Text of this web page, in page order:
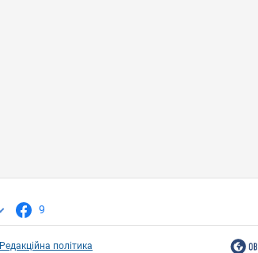
9
Редакційна політика